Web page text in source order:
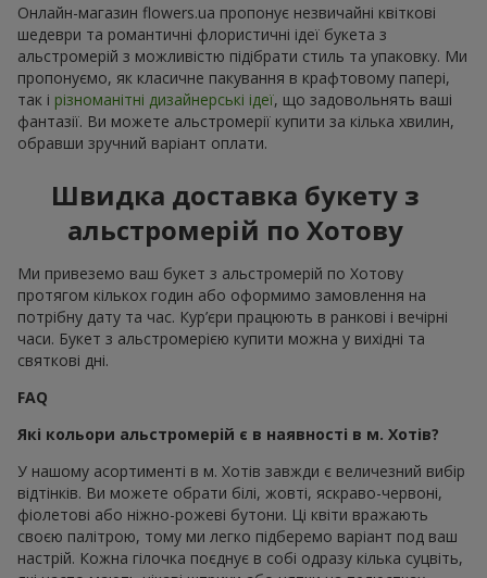
Онлайн-магазин flowers.ua пропонує незвичайні квіткові
шедеври та романтичні флористичні ідеї букета з
альстромерій з можливістю підібрати стиль та упаковку. Ми
пропонуємо, як класичне пакування в крафтовому папері,
так і різноманітні дизайнерські ідеї, що задовольнять ваші
фантазії. Ви можете альстромерії купити за кілька хвилин,
обравши зручний варіант оплати.
Швидка доставка букету з
альстромерій по Хотову
Ми привеземо ваш букет з альстромерій по Хотову
протягом кількох годин або оформимо замовлення на
потрібну дату та час. Кур’єри працюють в ранкові і вечірні
часи. Букет з альстромерією купити можна у вихідні та
святкові дні.
FAQ
Які кольори альстромерій є в наявності в м. Хотів?
У нашому асортименті в м. Хотів завжди є величезний вибір
відтінків. Ви можете обрати білі, жовті, яскраво-червоні,
фіолетові або ніжно-рожеві бутони. Ці квіти вражають
своєю палітрою, тому ми легко підберемо варіант под ваш
настрій. Кожна гілочка поєднує в собі одразу кілька суцвіть,